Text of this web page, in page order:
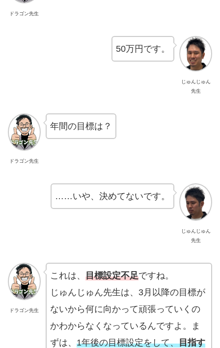
ドラゴン先生
じゅんじゅん
先生
50万円です。
ドラゴン先生
年間の目標は？
じゅんじゅん
先生
……いや、決めてないです。
ドラゴン先生
これは、 目標設定不足ですね。
じゅんじゅん先生は、3月以降の目標が
ないから何に向かって頑張っていくの
かわからなくなっているんですよ。ま
ずは、 1年後の目標設定をして、目指す